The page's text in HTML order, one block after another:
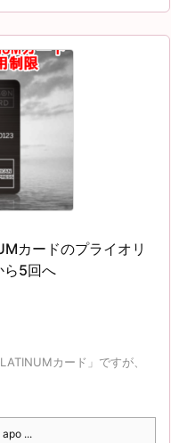
カードのプライオリ
ら5回へ
カード」ですが、
...